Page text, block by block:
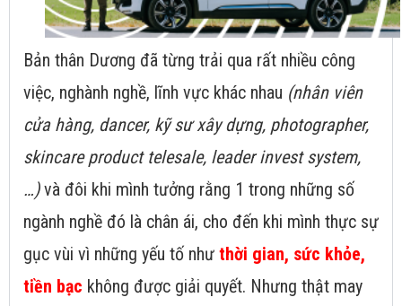
Bản thân Dương đã từng trải qua rất nhiều công
việc, nghành nghề, lĩnh vực khác nhau (nhân viên
cửa hàng, dancer, kỹ sư xây dựng, photographer,
skincare product telesale, leader invest system,
…)và đôi khi mình tưởng rằng 1 trong những số
ngành nghề đó là chân ái, cho đến khi mình thực sự
gục vùi vì những yếu tố như thời gian, sức khỏe,
tiền bạc không được giải quyết. Nhưng thật may